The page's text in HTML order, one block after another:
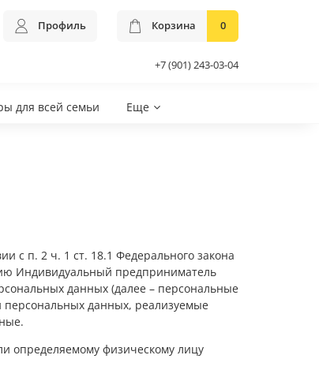
Профиль Корзина 0
+7 (901) 243-03-04
для всей семьи
Еще
с п. 2 ч. 1 ст. 18.1 Федерального закона
Индивидуальный предприниматель
данных (далее – персональные
персональных данных, реализуемые
определяемому физическому лицу